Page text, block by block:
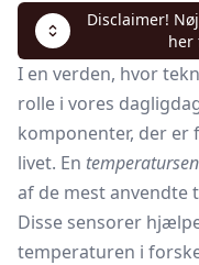
Disclaimer!
her
I en verden, hvor
rolle i vores
komponenter, der
livet. En
af de mest anvendte
Disse sensorer
temperaturen i